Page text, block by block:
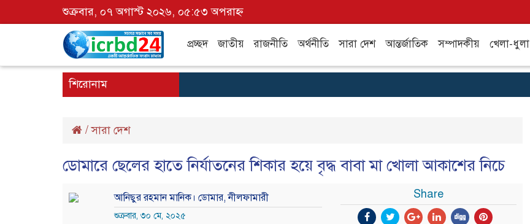
শুক্রবার, ০৭ অগাস্ট ২০২৬, ০৫:৫৩ অপরাহ্ন
প্রচ্ছদ জাতীয় রাজনীতি অর্থনীতি সারা দেশ আন্তর্জাতিক সম্পাদকীয় খেলা-ধুলা
শিরোনাম
/সারা দেশ
ডোমারে ছেলের হাতে নির্যাতনের শিকার হয়ে বৃদ্ধ বাবা মা খোলা আকাশের নিচে
আনিছুর রহমান মানিক। ডোমার, নীলফামারী
শুক্রবার, ৩০ মে, ২০২৫
Share